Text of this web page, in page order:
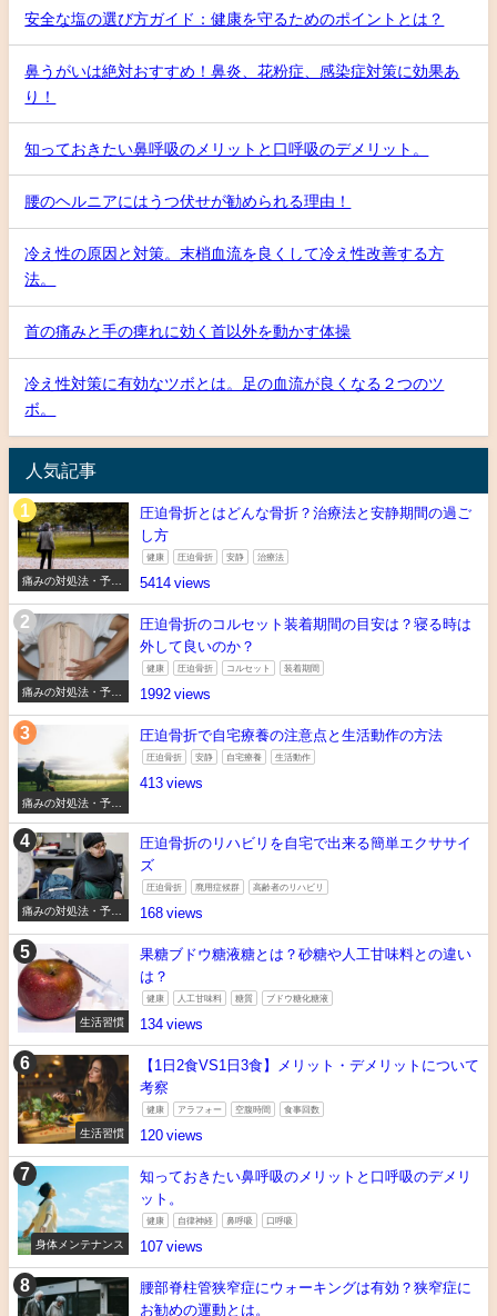
安全な塩の選び方ガイド：健康を守るためのポイントとは？
鼻うがいは絶対おすすめ！鼻炎、花粉症、感染症対策に効果あ
り！
知っておきたい鼻呼吸のメリットと口呼吸のデメリット。
腰のヘルニアにはうつ伏せが勧められる理由！
冷え性の原因と対策。末梢血流を良くして冷え性改善する方
法。
首の痛みと手の痺れに効く首以外を動かす体操
冷え性対策に有効なツボとは。足の血流が良くなる２つのツ
ボ。
人気記事
痛みの対処法・予防
圧迫骨折とはどんな骨折？治療法と安静期間の過ご
し方
健康 圧迫骨折 安静 治療法
5414
痛みの対処法・予防
圧迫骨折のコルセット装着期間の目安は？寝る時は
外して良いのか？
健康 圧迫骨折 コルセット 装着期間
1992
痛みの対処法・予防
圧迫骨折で自宅療養の注意点と生活動作の方法
圧迫骨折 安静 自宅療養 生活動作
413
痛みの対処法・予防
圧迫骨折のリハビリを自宅で出来る簡単エクササイ
ズ
圧迫骨折 廃用症候群 高齢者のリハビリ
168
生活習慣
果糖ブドウ糖液糖とは？砂糖や人工甘味料との違い
は？
健康 人工甘味料 糖質 ブドウ糖化糖液
134
生活習慣
【1日2食VS1日3食】メリット・デメリットについて
考察
健康 アラフォー 空腹時間 食事回数
120
身体メンテナンス
知っておきたい鼻呼吸のメリットと口呼吸のデメリ
ット。
健康 自律神経 鼻呼吸 口呼吸
107
腰部脊柱管狭窄症にウォーキングは有効？狭窄症に
お勧めの運動とは。